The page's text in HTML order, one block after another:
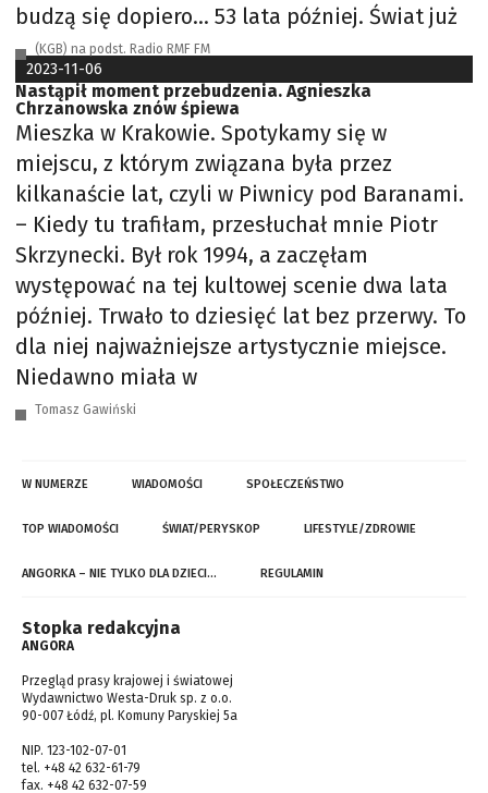
budzą się dopiero… 53 lata później. Świat już
(KGB) na podst. Radio RMF FM
2023-11-06
Nastąpił moment przebudzenia. Agnieszka
Chrzanowska znów śpiewa
Mieszka w Krakowie. Spotykamy się w
miejscu, z którym związana była przez
kilkanaście lat, czyli w Piwnicy pod Baranami.
– Kiedy tu trafiłam, przesłuchał mnie Piotr
Skrzynecki. Był rok 1994, a zaczęłam
występować na tej kultowej scenie dwa lata
później. Trwało to dziesięć lat bez przerwy. To
dla niej najważniejsze artystycznie miejsce.
Niedawno miała w
Tomasz Gawiński
W NUMERZE WIADOMOŚCI SPOŁECZEŃSTWO
TOP WIADOMOŚCI ŚWIAT/PERYSKOP LIFESTYLE/ZDROWIE
ANGORKA – NIE TYLKO DLA DZIECI… REGULAMIN
Stopka redakcyjna
ANGORA
Przegląd prasy krajowej i światowej
Wydawnictwo Westa-Druk sp. z o.o.
90-007 Łódź, pl. Komuny Paryskiej 5a
NIP. 123-102-07-01
tel. +48 42 632-61-79
fax. +48 42 632-07-59